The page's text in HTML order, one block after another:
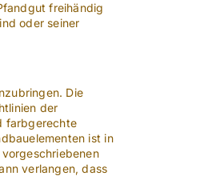
freihändig
oder seiner
Die
der
farbgerechte
ist in
verlangen, dass